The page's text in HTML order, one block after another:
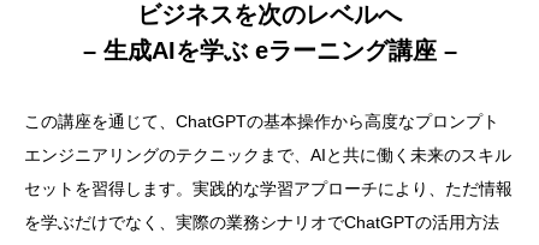
ビジネスを次のレベルへ
– 生成AIを学ぶ eラーニング講座 –
この講座を通じて、ChatGPTの基本操作から高度なプロンプト
エンジニアリングのテクニックまで、AIと共に働く未来のスキル
セットを習得します。実践的な学習アプローチにより、ただ情報
を学ぶだけでなく、実際の業務シナリオでChatGPTの活用方法